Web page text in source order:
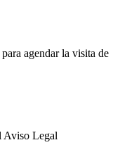
agendar la visita de
Aviso Legal